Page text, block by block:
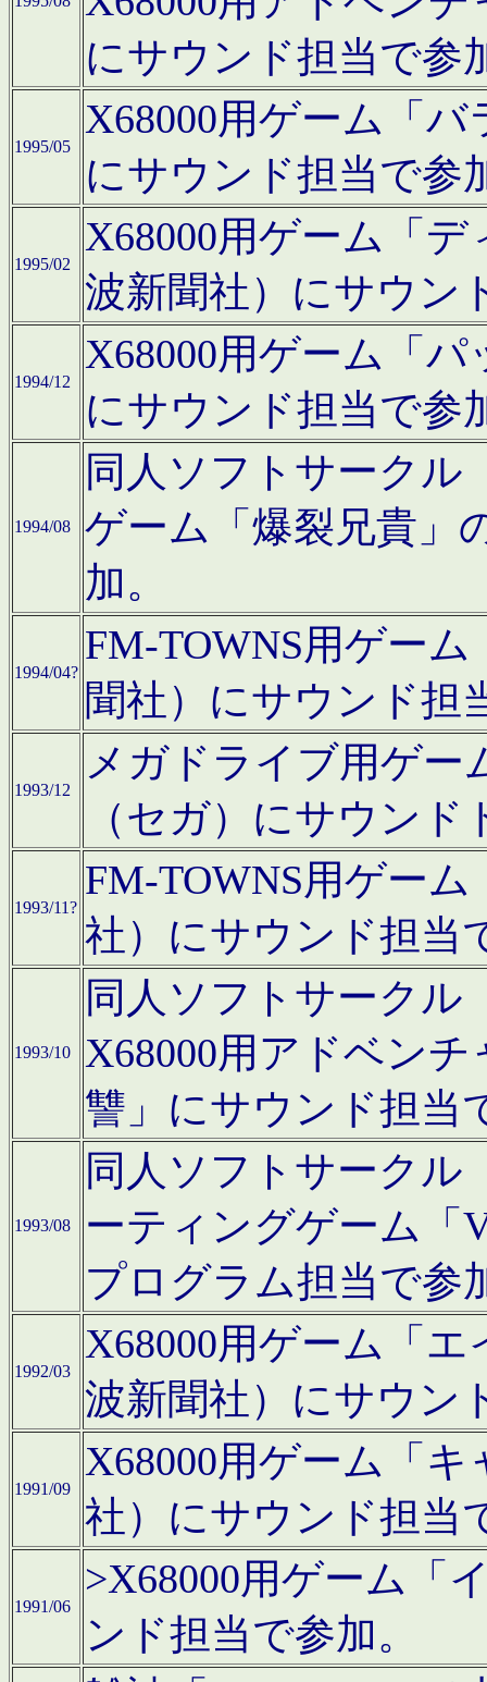
にサウンド担当で参
1995/05
X68000用ゲーム「
にサウンド担当で参
1995/02
X68000用ゲーム「
波新聞社）にサウン
1994/12
X68000用ゲーム「
にサウンド担当で参
1994/08
同人ソフトサークル
ゲーム「爆裂兄貴」
加。
1994/04?
FM-TOWNS用ゲー
聞社）にサウンド担
1993/12
メガドライブ用ゲー
（セガ）にサウン
1993/11?
FM-TOWNS用ゲー
社）にサウンド担当
1993/10
同人ソフトサークル
X68000用アドベン
讐」にサウンド担当
1993/08
同人ソフトサークル
ーティングゲーム「
プログラム担当で参
1992/03
X68000用ゲーム「
波新聞社）にサウン
1991/09
X68000用ゲーム「
社）にサウンド担当
1991/06
>X68000用ゲーム「
ンド担当で参加。